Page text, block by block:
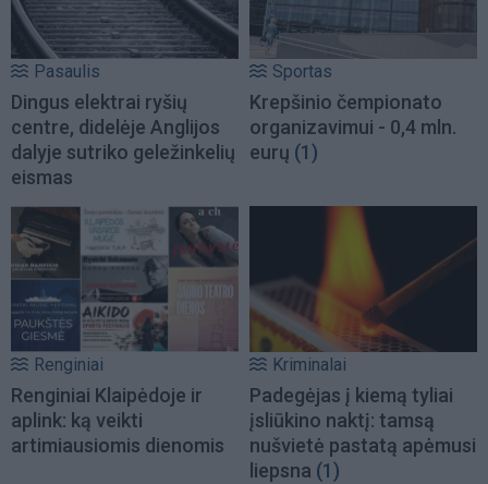
Pasaulis
Dingus elektrai ryšių
centre, didelėje Anglijos
dalyje sutriko geležinkelių
eismas
Sportas
Krepšinio čempionato
organizavimui - 0,4 mln.
eurų (1)
Renginiai
Renginiai Klaipėdoje ir
aplink: ką veikti
artimiausiomis dienomis
Kriminalai
Padegėjas į kiemą tyliai
įsliūkino naktį: tamsą
nušvietė pastatą apėmusi
liepsna (1)